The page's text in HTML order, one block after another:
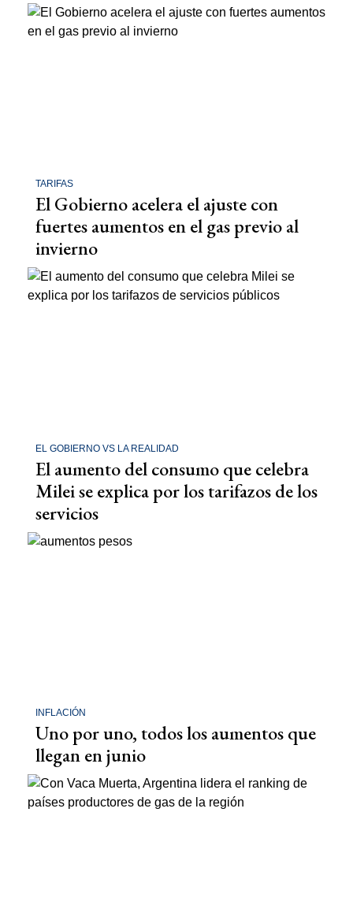
TARIFAS
El Gobierno acelera el ajuste con
fuertes aumentos en el gas previo al
invierno
EL GOBIERNO VS LA REALIDAD
El aumento del consumo que celebra
Milei se explica por los tarifazos de los
servicios
INFLACIÓN
Uno por uno, todos los aumentos que
llegan en junio